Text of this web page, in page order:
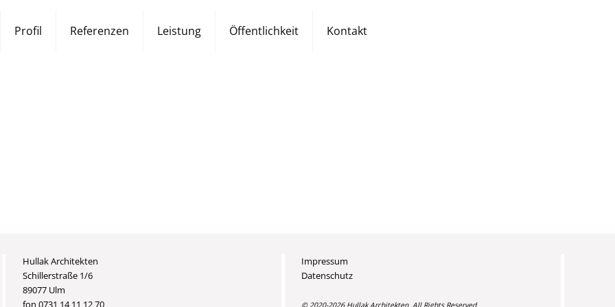
Profil Referenzen Leistung Öffentlichkeit Kontakt
Hullak Architekten
Schillerstraße 1/6
89077 Ulm
fon 0731 14 11 12 70
Impressum
Datenschutz
© 2020-2026 Hullak Architekten. All Rights Reserved